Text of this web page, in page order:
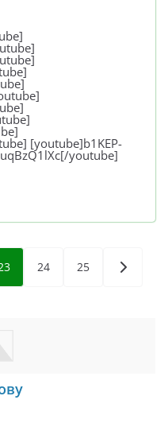
[youtube]b1KEP-
youtube]
24 25